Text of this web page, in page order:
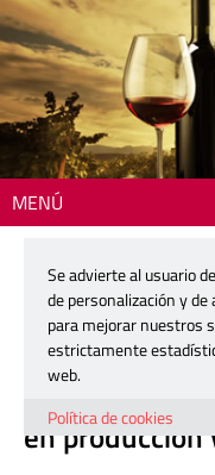
MENÚ
de Borja» inaugura su
producción y
La
«Campo de
bodega
en producción
Se advierte al usuario
de personalización y
para mejorar nuestros
estrictamente
web.
Política de cookies